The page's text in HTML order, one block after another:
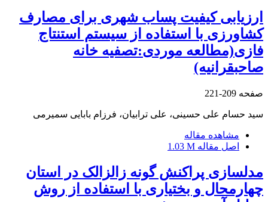
ارزیابی کیفیت پساب شهری برای مصارف
کشاورزی با استفاده از سیستم استنتاج
فازی(مطالعه موردی:تصفیه خانه
صاحبقرانیه)
صفحه 209-221
سید حسام علی حسینی، علی ترابیان، فرزام بابایی سمیرمی
مشاهده مقاله
اصل مقاله 1.03 M
مدلسازی پراکنش گونه زالزالک در استان
چهارمحال و بختیاری با استفاده از روش